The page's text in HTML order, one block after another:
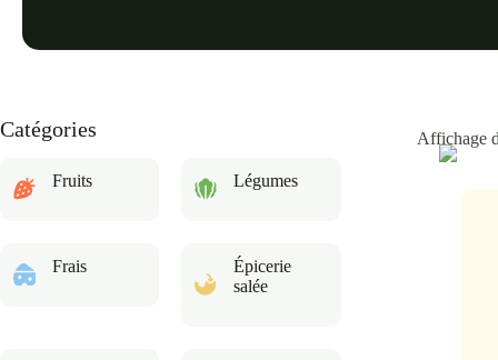
Affichage
Catégories
Fruits Légumes
Frais
Épicerie
salée